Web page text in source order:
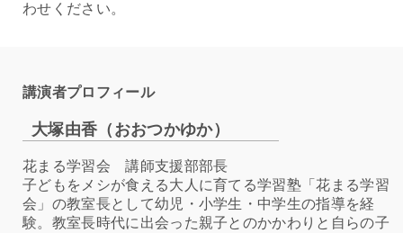
わせください。
講演者プロフィール
大塚由香（おおつかゆか）
花まる学習会 講師支援部部長
子どもをメシが食える大人に育てる学習塾「花まる学習
会」の教室長として幼児・小学生・中学生の指導を経
験。教室長時代に出会った親子とのかかわりと自らの子